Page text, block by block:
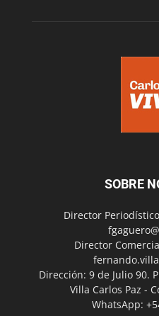
SOBRE
Director
Director
Dirección: 9 de Julio 90.
Villa Carlos Paz -
WhatsApp: